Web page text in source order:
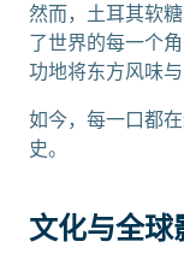
然而，土耳其软
了世界的每一个
功地将东方风味
如今，每一口都
史。
文化与全球